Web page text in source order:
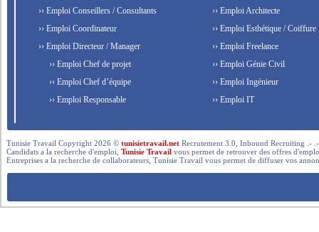
›› Emploi Conseillers / Consultants
›› Emploi Coordinateur
›› Emploi Directeur / Manager
›› Emploi Chef de projet
›› Emploi Chef d’équipe
›› Emploi Responsable
›› Emploi Architecte
›› Emploi Esthétique / Coiffure
›› Emploi Freelance
›› Emploi Génie Civil
›› Emploi Ingénieur
›› Emploi IT
Tunisie Travail Copyright 2026 ©tunisietravail.net Recrutement 3.0, Inbound Recruiting .-
Candidats a la recherche d'emploi,Tunisie Travail vous permet de retrouver des offres
Entreprises a la recherche de collaborateurs, Tunisie Travail vous permet de diffuser vos